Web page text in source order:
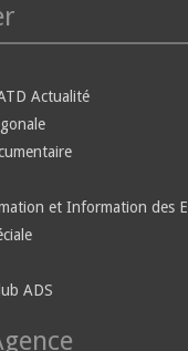
Actualité
et Information des
ADS